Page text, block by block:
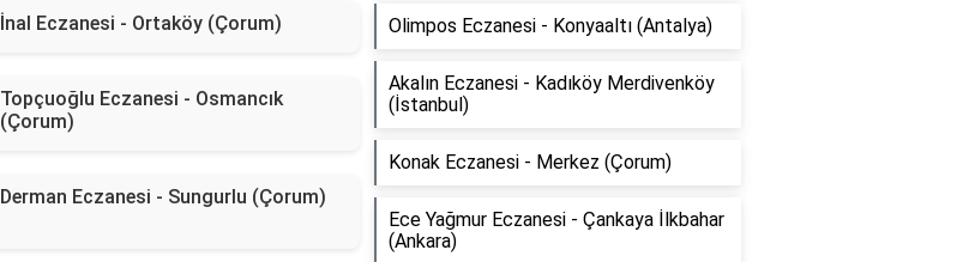
İnal Eczanesi - Ortaköy (Çorum)
Topçuoğlu Eczanesi - Osmancık
(Çorum)
Derman Eczanesi - Sungurlu (Çorum)
Olimpos Eczanesi - Konyaaltı (Antalya)
Akalın Eczanesi - Kadıköy Merdivenköy
(İstanbul)
Konak Eczanesi - Merkez (Çorum)
Ece Yağmur Eczanesi - Çankaya İlkbahar
(Ankara)